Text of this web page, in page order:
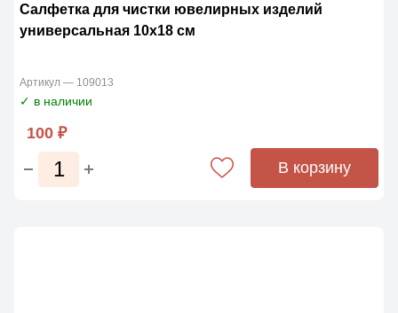
Салфетка для чистки ювелирных изделий
универсальная 10х18 см
Артикул — 109013
✓ в наличии
100 ₽
В корзину